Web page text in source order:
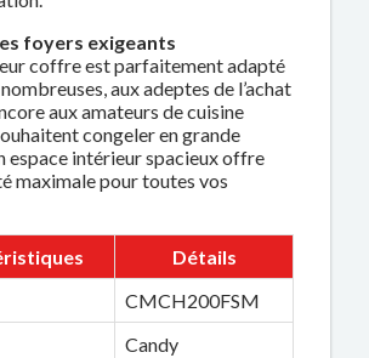
foyers exigeants
coffre est parfaitement adapté
aux adeptes de l’achat
aux amateurs de cuisine
congeler en grande
espace intérieur spacieux offre
maximale pour toutes vos
Détails
CMCH200FSM
Candy